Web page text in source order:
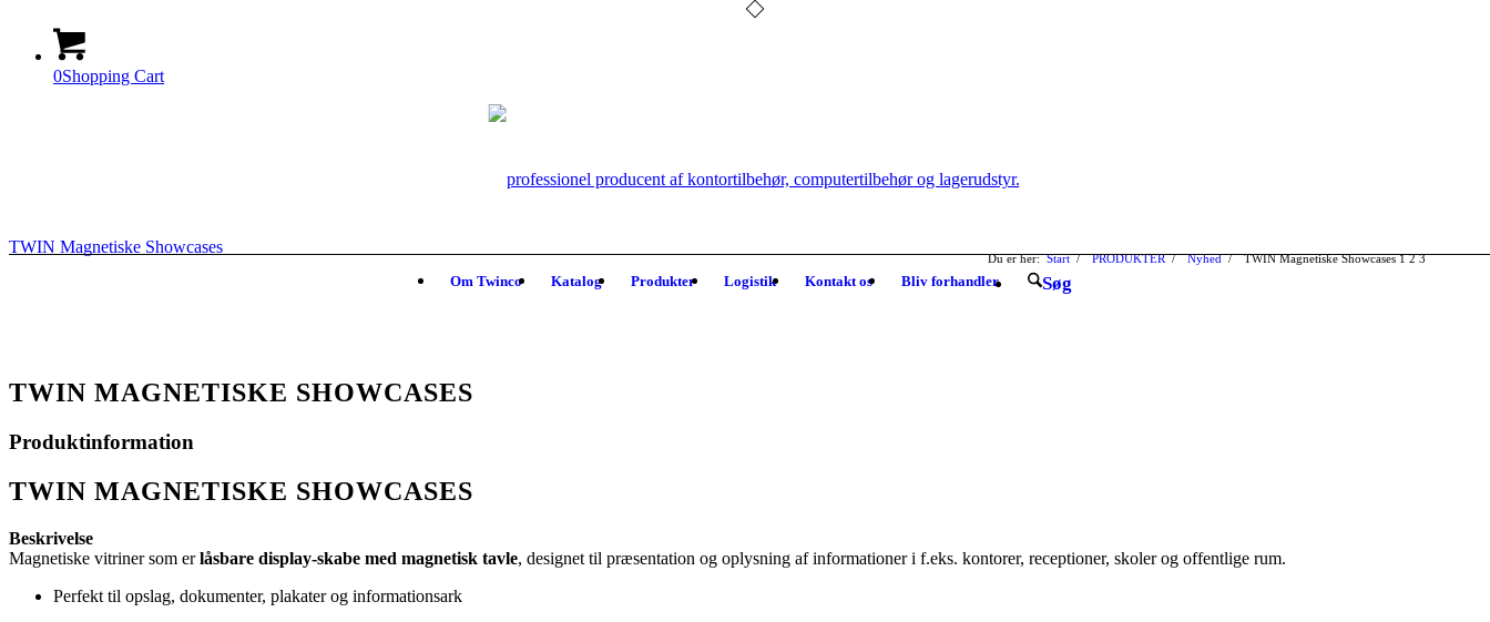
0Shopping Cart
Om Twinco Katalog Produkter Logistik Kontakt os Bliv forhandler Søg
TWIN Magnetiske Showcases
Du er her: Start 1
/ PRODUKTER 2
/ Nyhed 3
/ TWIN Magnetiske Showcases
TWIN MAGNETISKE SHOWCASES
Produktinformation
TWIN MAGNETISKE SHOWCASES
Beskrivelse
Magnetiske vitriner som erlåsbare display-skabe med magnetisk tavle, designet til præsentation og oplysning af informationer i f.eks. kontorer, receptioner, skoler og offentlige rum.
Perfekt til opslag, dokumenter, plakater og informationsark